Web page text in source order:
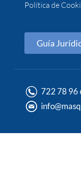
Política de
Guía
722 78 96